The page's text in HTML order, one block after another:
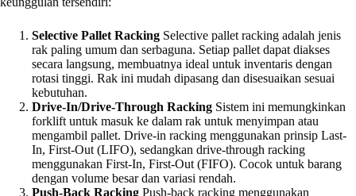
Selective Pallet Racking Selective pallet racking adalah jenis
rak paling umum dan serbaguna. Setiap pallet dapat diakses
secara langsung, membuatnya ideal untuk inventaris dengan
rotasi tinggi. Rak ini mudah dipasang dan disesuaikan sesuai
kebutuhan.
Drive-In/Drive-Through Racking Sistem ini memungkinkan
forklift untuk masuk ke dalam rak untuk menyimpan atau
mengambil pallet. Drive-in racking menggunakan prinsip Last-
In, First-Out (LIFO), sedangkan drive-through racking
menggunakan First-In, First-Out (FIFO). Cocok untuk barang
dengan volume besar dan variasi rendah.
Push-Back Racking Push-back racking menggunakan